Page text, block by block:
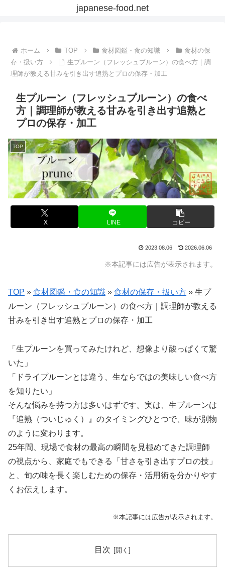
japanese-food.net
ホーム TOP 食材図鑑・食の知識
食材の保
存・扱い方
生プルーン（フレッシュプルーン）の食べ方｜調
理師が教える甘みを引き出す追熟とプロの保存・加工
生プルーン（フレッシュプルーン）の食べ
方｜調理師が教える甘みを引き出す追熟と
プロの保存・加工
TOP
X LINE コピー
2023.08.06 2026.06.06
※本記事には広告が表示されます。
TOP » 食材図鑑・食の知識 » 食材の保存・扱い方 » 生プ
ルーン（フレッシュプルーン）の食べ方｜調理師が教える
甘みを引き出す追熟とプロの保存・加工
「生プルーンを買ってみたけれど、想像より酸っぱくて驚
いた」
「ドライプルーンとは違う、生ならではの美味しい食べ方
を知りたい」
そんな悩みを持つ方は多いはずです。実は、生プルーンは
『追熟（ついじゅく）』のタイミングひとつで、味が別物
のように変わります。
25年間、現場で食材の最高の瞬間を見極めてきた調理師
の視点から、家庭でもできる「甘さを引き出すプロの技」
と、旬の味を長く楽しむための保存・活用術を分かりやす
くお伝えします。
※本記事には広告が表示されます。
目次